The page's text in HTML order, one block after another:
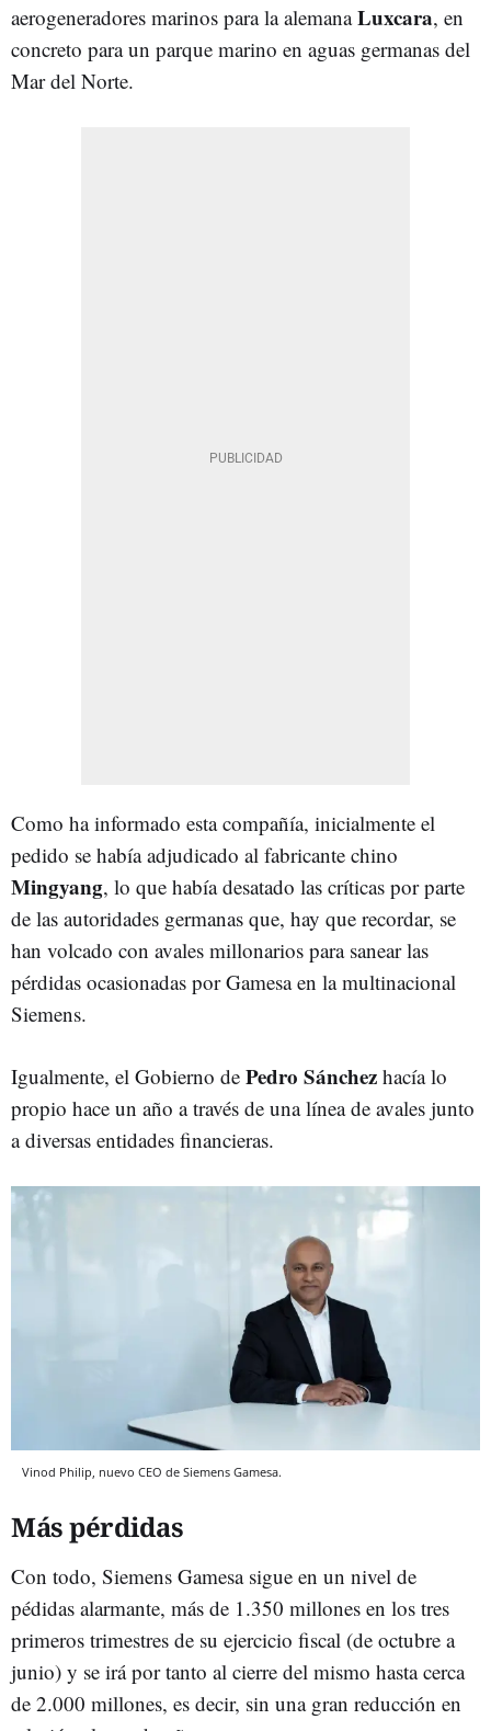
aerogeneradores marinos para la alemanaLuxcara, en
concreto para un parque marino en aguas germanas del
Mar del Norte.
Como ha informado esta compañía, inicialmente el
pedido se había adjudicado al fabricante chino
Mingyang, lo que había desatado las críticas por parte
de las autoridades germanas que, hay que recordar, se
han volcado con avales millonarios para sanear las
pérdidas ocasionadas por Gamesa en la multinacional
Siemens.
Igualmente, el Gobierno de Pedro Sánchez hacía lo
propio hace un año a través de una línea de avales junto
a diversas entidades financieras.
Vinod Philip, nuevo CEO de Siemens Gamesa.
Más pérdidas
Con todo, Siemens Gamesa sigue en un nivel de
pédidas alarmante, más de 1.350 millones en los tres
primeros trimestres de su ejercicio fiscal (de octubre a
junio) y se irá por tanto al cierre del mismo hasta cerca
de 2.000 millones, es decir, sin una gran reducción en